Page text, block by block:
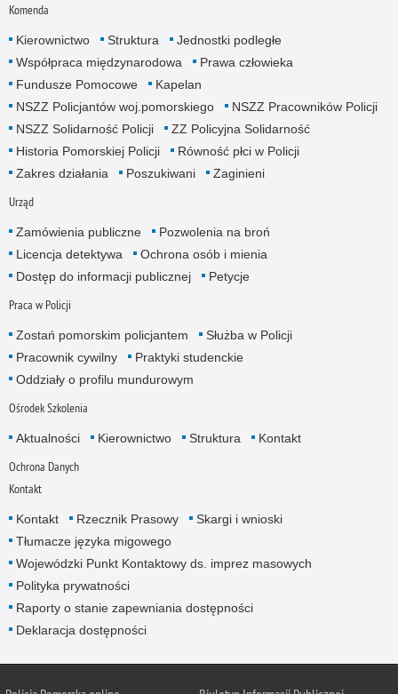
Komenda
Kierownictwo Struktura
Jednostki podległe
Współpraca międzynarodowa
Prawa człowieka
Fundusze Pomocowe
Kapelan
NSZZ Policjantów woj.pomorskiego
NSZZ Pracowników Policji
NSZZ Solidarność Policji
ZZ Policyjna Solidarność
Historia Pomorskiej Policji
Równość płci w Policji
Zakres działania
Poszukiwani Zaginieni
Urząd
Zamówienia publiczne
Pozwolenia na broń
Licencja detektywa
Ochrona osób i mienia
Dostęp do informacji publicznej
Petycje
Praca w Policji
Zostań pomorskim policjantem
Służba w Policji
Pracownik cywilny
Praktyki studenckie
Oddziały o profilu mundurowym
Ośrodek Szkolenia
Aktualności Kierownictwo Struktura Kontakt
Ochrona Danych
Kontakt
Kontakt Rzecznik Prasowy
Skargi i wnioski
Tłumacze języka migowego
Wojewódzki Punkt Kontaktowy ds. imprez masowych
Polityka prywatności
Raporty o stanie zapewniania dostępności
Deklaracja dostępności